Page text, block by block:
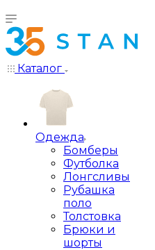
Каталог
Одежда
Бомберы
Футболка
Лонгсливы
Рубашка
поло
Толстовка
Брюки и
шорты